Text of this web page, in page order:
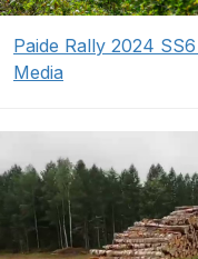
Paide Rally 2024
Media